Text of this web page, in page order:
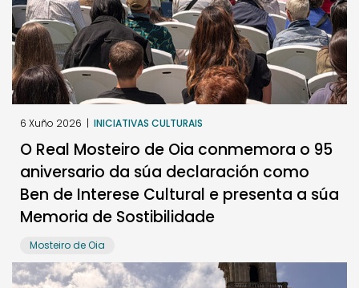
6 Xuño 2026 | INICIATIVAS CULTURAIS
O Real Mosteiro de Oia conmemora o 95
aniversario da súa declaración como
Ben de Interese Cultural e presenta a súa
Memoria de Sostibilidade
Mosteiro de Oia